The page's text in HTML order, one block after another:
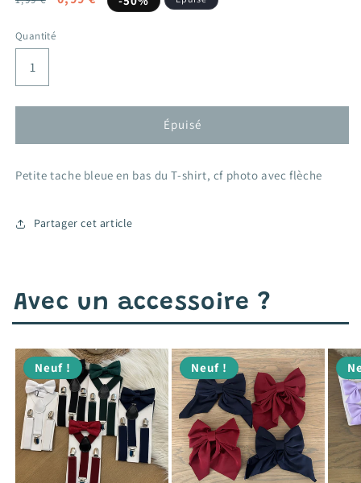
Quantité
Épuisé
Petite tache bleue en bas du T-shirt, cf photo avec flèche
Partager cet article
Avec un accessoire ?
Neuf ! Neuf !